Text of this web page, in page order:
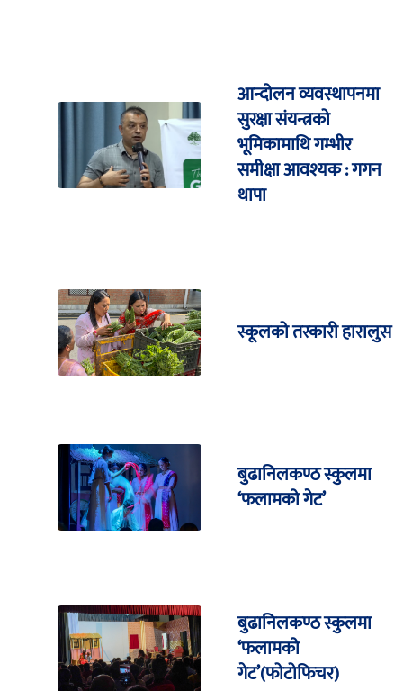
आन्दोलन व्यवस्थापनमा
सुरक्षा संयन्त्रको
भूमिकामाथि गम्भीर
समीक्षा आवश्यक : गगन
थापा
स्कूलको तरकारी हारालुस
बुढानिलकण्ठ स्कुलमा
‘फलामको गेट’
बुढानिलकण्ठ स्कुलमा
‘फलामको
गेट’(फोटोफिचर)